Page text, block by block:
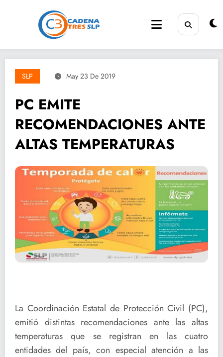
SLP May 23 De 2019
PC EMITE
RECOMENDACIONES ANTE
ALTAS TEMPERATURAS
La Coordinación Estatal de Protección Civil (PC),
emitió distintas recomendaciones ante las altas
temperaturas que se registran en las cuatro
entidades del país, con especial atención a las